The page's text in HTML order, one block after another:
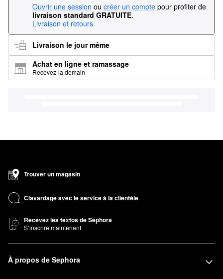
Ouvrir une session ou créer un compte pour profiter de
livraison standard GRATUITE.
Livraison et retours
Livraison le jour même
Achat en ligne et ramassage
Recevez-la demain
Trouver un magasin
Clavardage avec le service à la clientèle
Recevez les textos de Sephora
S’inscrire maintenant
À propos de Sephora